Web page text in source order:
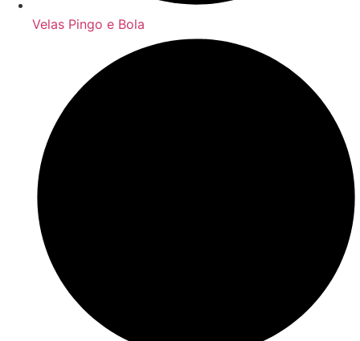
Velas Pingo e Bola